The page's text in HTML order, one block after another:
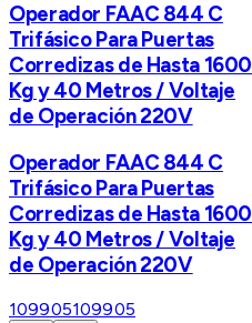
Operador FAAC 844 C
Trifásico Para Puertas
Corredizas de Hasta 1600
Kg y 40 Metros / Voltaje
de Operación 220V
Operador FAAC 844 C
Trifásico Para Puertas
Corredizas de Hasta 1600
Kg y 40 Metros / Voltaje
de Operación 220V
109905109905